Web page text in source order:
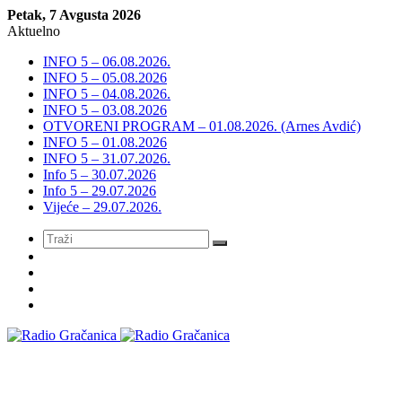
Petak, 7 Avgusta 2026
Aktuelno
INFO 5 – 06.08.2026.
INFO 5 – 05.08.2026
INFO 5 – 04.08.2026.
INFO 5 – 03.08.2026
OTVORENI PROGRAM – 01.08.2026. (Arnes Avdić)
INFO 5 – 01.08.2026
INFO 5 – 31.07.2026.
Info 5 – 30.07.2026
Info 5 – 29.07.2026
Vijeće – 29.07.2026.
Meni